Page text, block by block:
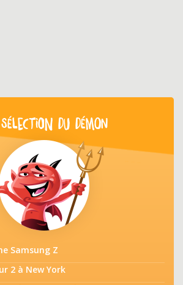
DU DÉMON
Samsung Z
2 à New York